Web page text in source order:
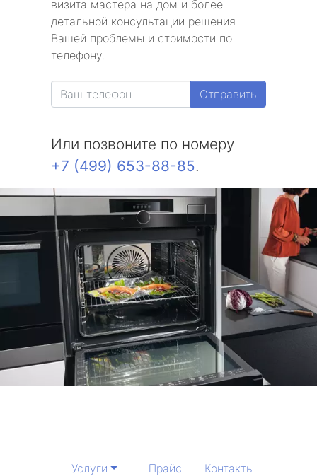
визита мастера на дом и более
детальной консультации решения
Вашей проблемы и стоимости по
телефону.
Отправить
Или позвоните по номеру
+7 (499) 653-88-85.
Услуги Прайс
Контакты